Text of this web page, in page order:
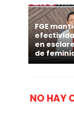
FGE
en
de
NO HAY